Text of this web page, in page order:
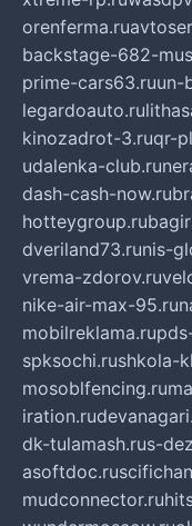
orenferma.ru
backstage-682-
prime-cars63.ruun-
legardoauto.ru
kinozadrot-3.ruqr-
udalenka-club.ru
dash-cash-now.ru
hotteygroup.ru
dveriland73.runis-
vrema-zdorov.ru
nike-air-max-95.ru
mobilreklama.ru
spksochi.rushkola-
mosoblfencing.ru
iration.ru
dk-tulamash.rus-
asoftdoc.ru
mudconnector.ru